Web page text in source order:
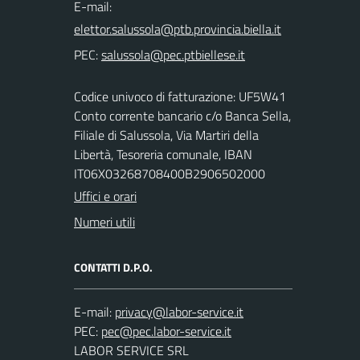
E-mail:
PEC:
Codice univoco di fatturazione: UF5W41
Conto corrente bancario c/o Banca Sella,
Filiale di Salussola, Via Martiri della
Libertà, Tesoreria comunale, IBAN
IT06X03268708400B2906502000
Uffici e orari
Numeri utili
CONTATTI D.P.O.
E-mail:
PEC:
LABOR SERVICE SRL